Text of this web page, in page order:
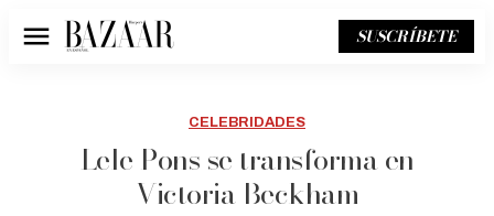
Menú SUSCRÍBETE
CELEBRIDADES
Lele Pons se transforma en
Victoria Beckham